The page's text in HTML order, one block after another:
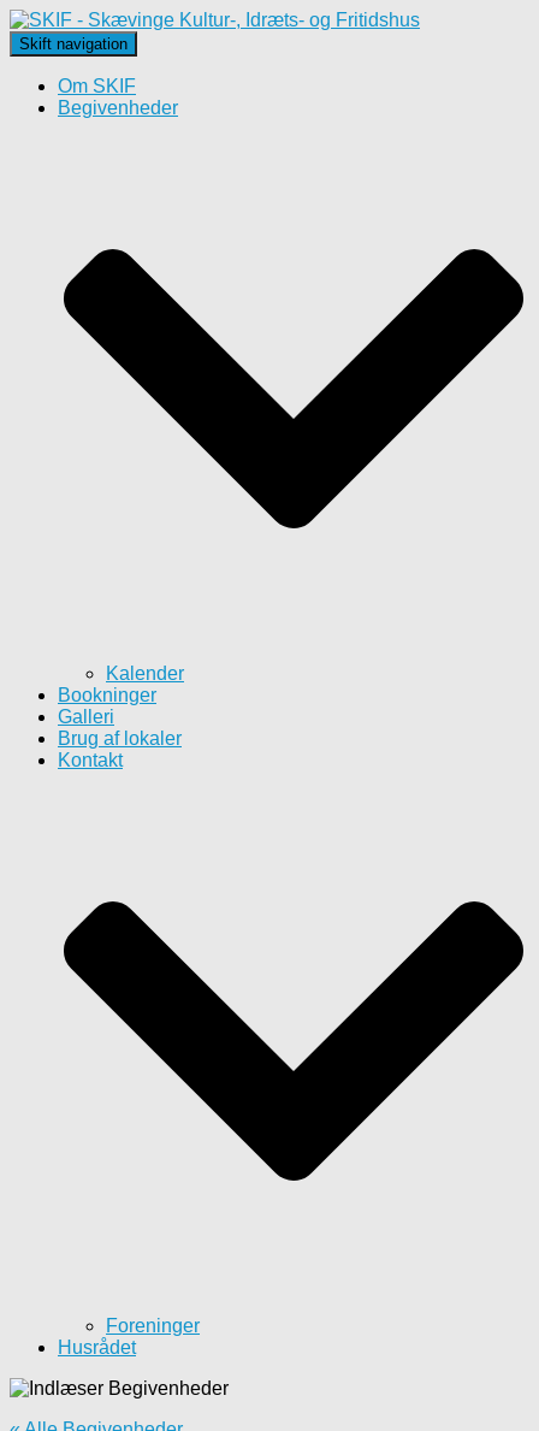
Skift navigation
Om SKIF
Begivenheder
Kalender
Bookninger
Galleri
Brug af lokaler
Kontakt
Foreninger
Husrådet